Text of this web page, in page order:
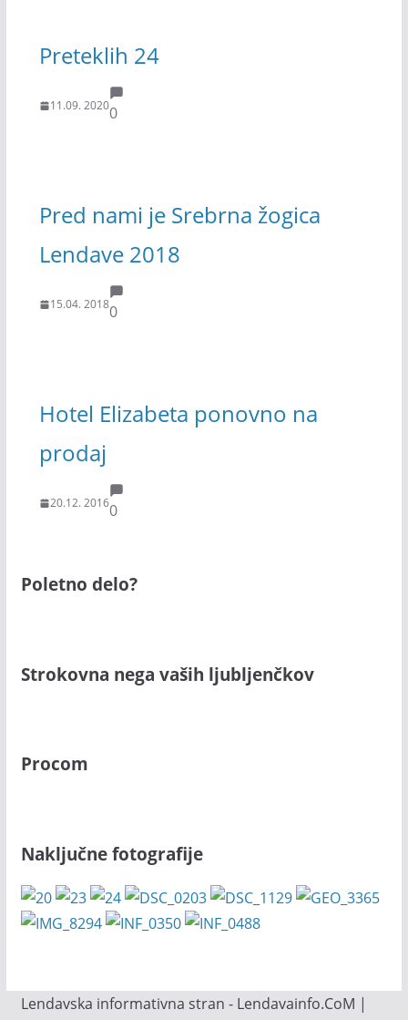
Preteklih 24
11.09. 20200
Pred nami je Srebrna žogica
Lendave 2018
15.04. 20180
Hotel Elizabeta ponovno na
prodaj
20.12. 20160
Poletno delo?
Strokovna nega vaših ljubljenčkov
Procom
Naključne fotografije
Lendavska informativna stran - Lendavainfo.CoM |